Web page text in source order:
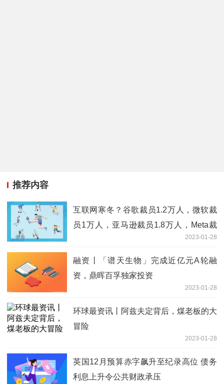
推荐内容
互联网寒冬？谷歌裁员1.2万人，微软裁
员1万人，亚马逊裁员1.8万人，Meta裁
2023-01-28
融资丨「谱天生物」完成近亿元A轮融
资，鼎晖百孚独家投资
2023-01-28
环球最资讯丨阿兹夫定背后，煤老板的大
冒险
2023-01-28
英国12月预算赤字飙升至纪录高位 债务
利息上升令公共财政承压